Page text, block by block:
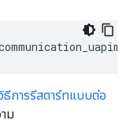
ธีการรีสตาร์ทแบบต่อ
ม